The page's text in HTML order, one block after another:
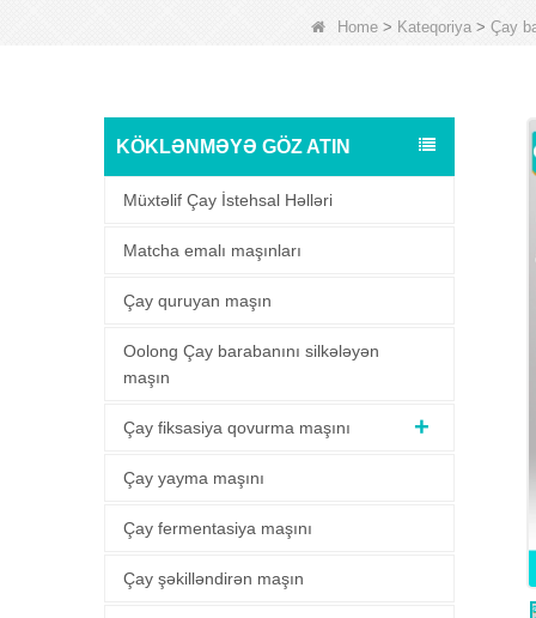
Home > Kateqoriya > Çay
KÖKLƏNMƏYƏ GÖZ ATIN
Müxtəlif Çay İstehsal Həlləri
Matcha emalı maşınları
Çay quruyan maşın
Oolong Çay barabanını silkələyən
maşın
Çay fiksasiya qovurma maşını
Çay yayma maşını
Çay fermentasiya maşını
Çay şəkilləndirən maşın